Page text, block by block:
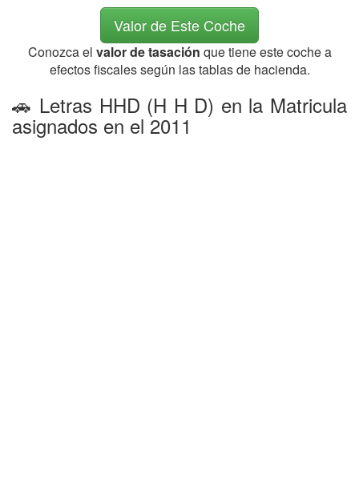
Valor de Este Coche
Conozca el valor de tasación que tiene este coche a
efectos fiscales según las tablas de hacienda.
🚗 Letras HHD (H H D) en la Matricula
asignados en el 2011